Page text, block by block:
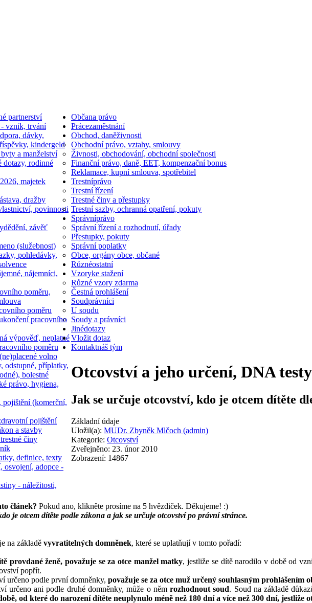
partnerství
vznik, trvání
dávky,
kindergeld
a manželství
dotazy, rodinné
majetek
Občana právo
dražby
povinnosti
závěť
(služebnost)
pohledávky,
nájemníci,
Prácezaměstnání
poměru,
poměru
pracovního
výpověď, neplatné
poměru
volno
odstupné, příplatky,
bolestné
Obchod, daněživnosti
Obchodní právo, vztahy, smlouvy
Živnosti, obchodování, obchodní společnosti
Finanční právo, daně, EET, kompenzační bonus
Reklamace, kupní smlouva, spotřebitel
Trestníprávo
Trestní řízení
Trestné činy a přestupky
Trestní sazby, ochranná opatření, pokuty
Správníprávo
Správní řízení a rozhodnutí, úřady
Přestupky, pokuty
Správní poplatky
Obce, orgány obce, občané
Různéostatní
právo, hygiena,
(komerční,
pojištění
a stavby
činy
definice, texty
osvojení, adopce -
- náležitosti,
Vzoryke stažení
Různé vzory zdarma
Čestná prohlášení
Soudprávníci
U soudu
Soudy a právníci
Jinédotazy
Vložit dotaz
Kontaktnáš tým
Otcovství a jeho určení, DNA testy
Jak se určuje otcovství, kdo je otcem dítěte
Základní údaje
Uložil(a): MUDr. Zbyněk Mlčoch (admin)
Kategorie: Otcovství
Zveřejněno: 23. únor 2010
Zobrazení: 14867
článek? Pokud ano, klikněte prosíme na 5 hvězdiček. Děkujeme! :)
je otcem dítěte podle zákona a jak se určuje otcovství po právní stránce.
na základě vyvratitelných domněnek, které se uplatňují v tomto pořadí:
provdané ženě, považuje se za otce manžel matky, jestliže se dítě narodilo v době od
popřít.
určeno podle první domněnky, považuje se za otce muž určený souhlasným prohlášením
určeno ani podle druhé domněnky, může o němrozhodnout soud. Soud na základě
od které do narození dítěte neuplynulo méně než 180 dní a více než 300 dní, jestliže